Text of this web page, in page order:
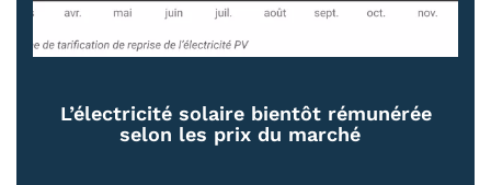
L’électricité solaire bientôt rémunérée
selon les prix du marché